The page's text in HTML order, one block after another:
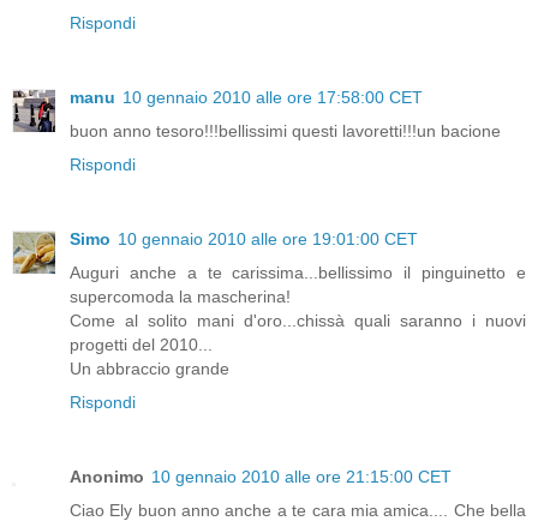
Rispondi
manu 10 gennaio 2010 alle ore 17:58:00 CET
buon anno tesoro!!!bellissimi questi lavoretti!!!un bacione
Rispondi
Simo 10 gennaio 2010 alle ore 19:01:00 CET
Auguri anche a te carissima...bellissimo il pinguinetto e
supercomoda la mascherina!
Come al solito mani d'oro...chissà quali saranno i nuovi
progetti del 2010...
Un abbraccio grande
Rispondi
Anonimo 10 gennaio 2010 alle ore 21:15:00 CET
Ciao Ely buon anno anche a te cara mia amica.... Che bella